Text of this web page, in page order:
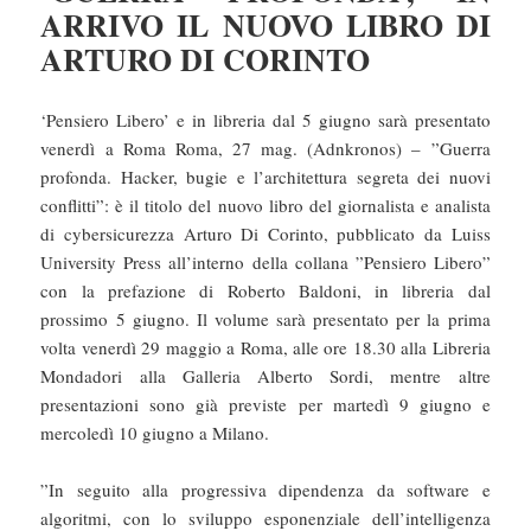
ARRIVO IL NUOVO LIBRO DI
ARTURO DI CORINTO
‘Pensiero Libero’ e in libreria dal 5 giugno sarà presentato
venerdì a Roma Roma, 27 mag. (Adnkronos) – ”Guerra
profonda. Hacker, bugie e l’architettura segreta dei nuovi
conflitti”: è il titolo del nuovo libro del giornalista e analista
di cybersicurezza Arturo Di Corinto, pubblicato da Luiss
University Press all’interno della collana ”Pensiero Libero”
con la prefazione di Roberto Baldoni, in libreria dal
prossimo 5 giugno. Il volume sarà presentato per la prima
volta venerdì 29 maggio a Roma, alle ore 18.30 alla Libreria
Mondadori alla Galleria Alberto Sordi, mentre altre
presentazioni sono già previste per martedì 9 giugno e
mercoledì 10 giugno a Milano.
”In seguito alla progressiva dipendenza da software e
algoritmi, con lo sviluppo esponenziale dell’intelligenza